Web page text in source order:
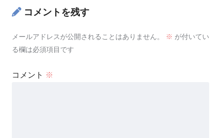
コメントを残す
メールアドレスが公開されることはありません。 ※ が付いてい
る欄は必須項目です
コメント ※